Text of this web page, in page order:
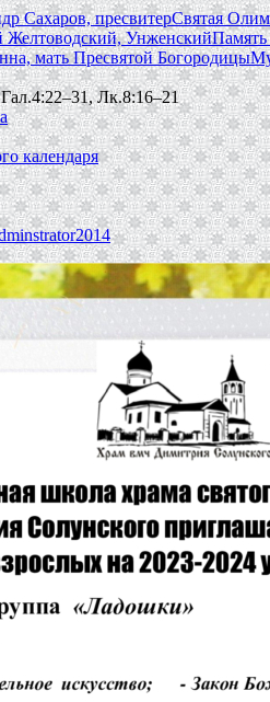
Сахаров, пресвитерСвятая
УнженскийПамять
мать Пресвятой Богородицы
Лк.8:16–21
календаря